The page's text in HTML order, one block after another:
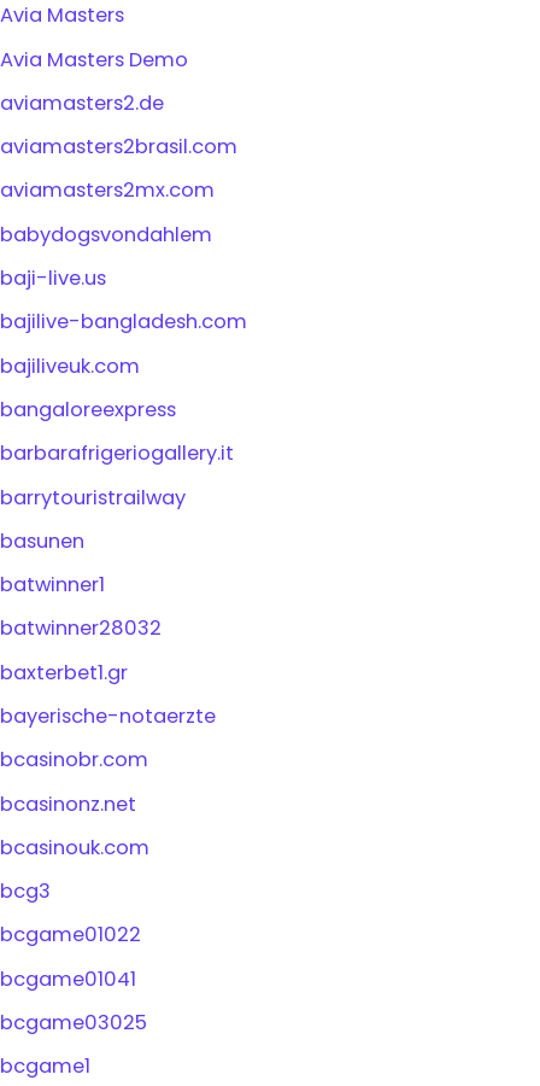
Avia Masters
Avia Masters Demo
aviamasters2.de
aviamasters2brasil.com
aviamasters2mx.com
babydogsvondahlem
baji-live.us
bajilive-bangladesh.com
bajiliveuk.com
bangaloreexpress
barbarafrigeriogallery.it
barrytouristrailway
basunen
batwinner1
batwinner28032
baxterbet1.gr
bayerische-notaerzte
bcasinobr.com
bcasinonz.net
bcasinouk.com
bcg3
bcgame01022
bcgame01041
bcgame03025
bcgame1